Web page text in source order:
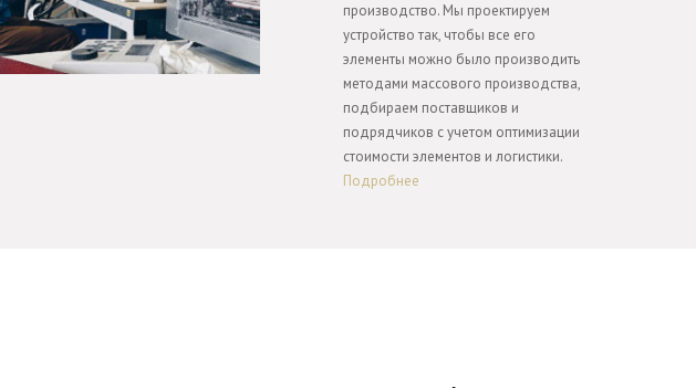
производство. Мы проектируем
устройство так, чтобы все его
элементы можно было производить
методами массового производства,
подбираем поставщиков и
подрядчиков с учетом оптимизации
стоимости элементов и логистики.
Подробнее